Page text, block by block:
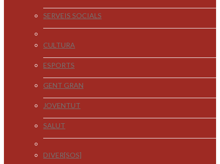
SERVEIS SOCIALS
CULTURA
ESPORTS
GENT GRAN
JOVENTUT
SALUT
DIVER[SOS]